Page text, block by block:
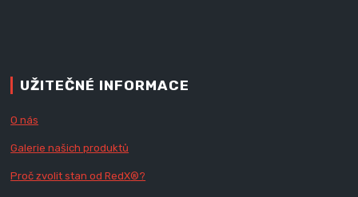
UŽITEČNÉ INFORMACE
O nás
Galerie našich produktů
Proč zvolit stan od RedX®?